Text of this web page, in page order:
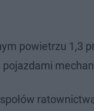
powietrzu 1,3